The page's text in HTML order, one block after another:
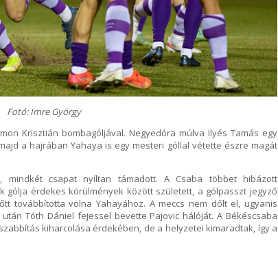
Fotó: Imre György
Krisztián bombagóljával. Negyedóra múlva Ilyés Tamás egy
a hajrában Yahaya is egy mesteri góllal vétette észre magát
csapat nyíltan támadott. A Csaba többet hibázott
érdekes körülmények között született, a gólpasszt jegyző
továbbította volna Yahayához. A meccs nem dőlt el, ugyanis
Tóth Dániel fejessel bevette Pajovic hálóját. A Békéscsaba
kiharcolása érdekében, de a helyzetei kimaradtak, így a